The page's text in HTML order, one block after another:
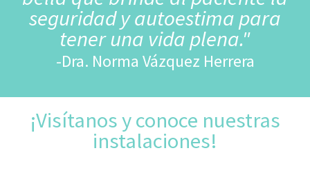
seguridad y autoestima para
tener una vida plena."
​-Dra. Norma Vázquez Herrera
¡Visítanos y conoce nuestras
instalaciones!